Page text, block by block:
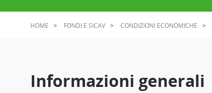
HOME FONDI E SICAV CONDIZIONI ECONOMICHE
Informazioni generali